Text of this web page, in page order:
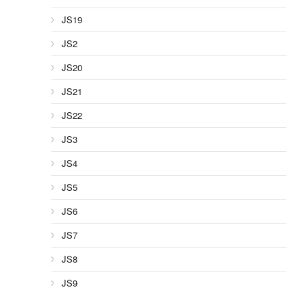
JS19
JS2
JS20
JS21
JS22
JS3
JS4
JS5
JS6
JS7
JS8
JS9